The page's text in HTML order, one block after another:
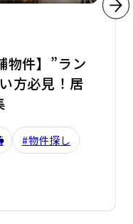
物件】”ラン
方必見！居
#物件探し